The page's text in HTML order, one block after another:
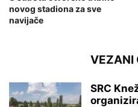
novog stadiona za sve
navijače
VEZANI
SRC